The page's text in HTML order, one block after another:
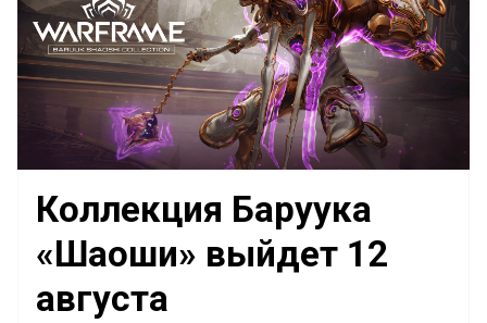
Коллекция Баруука
«Шаоши» выйдет 12
августа